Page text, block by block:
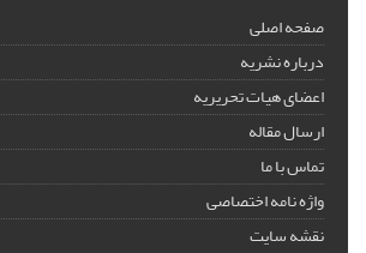
صفحه اصلی
درباره نشریه
اعضای هیات تحریریه
ارسال مقاله
تماس با ما
واژه نامه اختصاصی
نقشه سایت